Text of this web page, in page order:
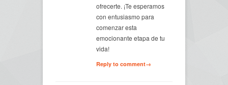
ofrecerte. ¡Te esperamos
con entusiasmo para
comenzar esta
emocionante etapa de tu
vida!
Reply to comment→